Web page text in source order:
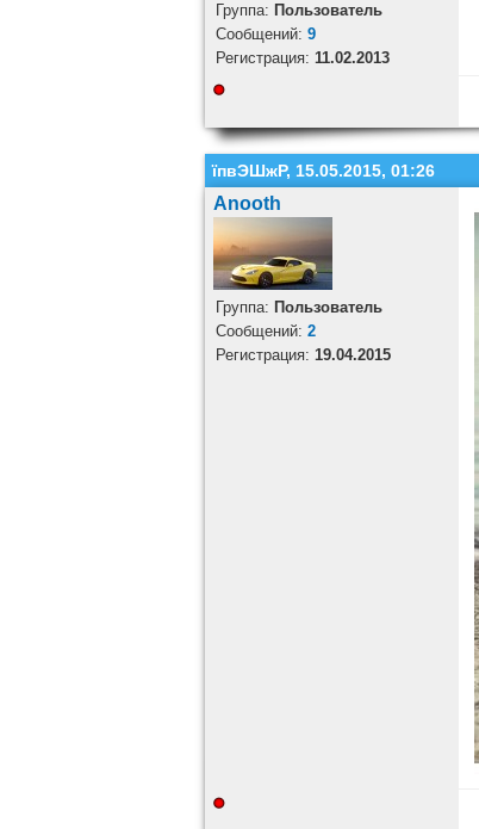
Группа: Пользователь
Cообщений: 9
Регистрация: 11.02.2013
їпвЭШжР, 15.05.2015, 01:26
Anooth
Группа: Пользователь
Cообщений: 2
Регистрация: 19.04.2015